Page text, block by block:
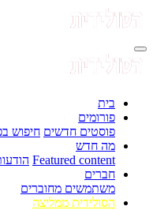
בית
פורומים
פוסטים חדשים חיפוש
מה חדש
Featured content
חברים
משתמשים מחוברים
הסולידית ממליצה